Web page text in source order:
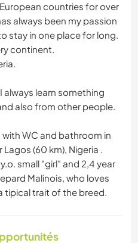
countries for over
always been my passion
stay in one place for long.
continent.
always learn something
also from other people.
WC and bathroom in
(60 km), Nigeria .
small "girl" and 2,4 year
Malinois, who loves
tipical trait of the breed.